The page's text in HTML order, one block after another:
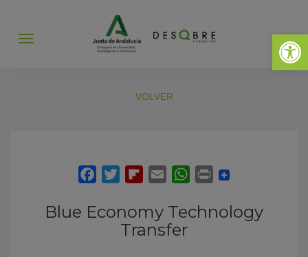
Abrir
Abrir
VOLVER
Blue Economy Technology
Transfer